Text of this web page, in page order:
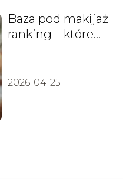
Baza pod makijaż
ranking – które
2026-04-25